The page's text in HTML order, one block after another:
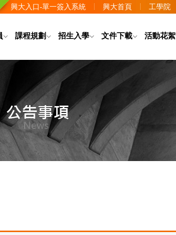
興大入口-單一簽入系統 興大首頁 工學院
課程規劃 招生入學 文件下載 活動花絮